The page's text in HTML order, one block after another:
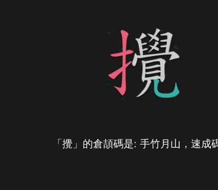
「攪」的倉頡碼是: 手竹月山，速成